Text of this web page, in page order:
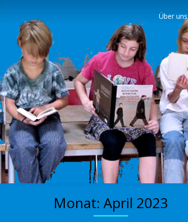
Über uns
Monat: April 2023